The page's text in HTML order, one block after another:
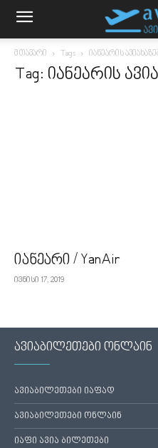
მთავარი Tags იანეარის
Tag: იანეარის
იანეარი / YanAir
ივნისი 17, 2019
ავიაბილეთები ონლაინ
ავიაბილეთები იაფად
ავიაბილეთები ონლაინ
იაფი ავია ბილეთები